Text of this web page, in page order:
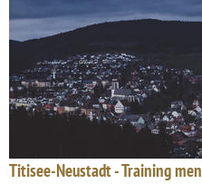
Titisee-Neustadt - Training men